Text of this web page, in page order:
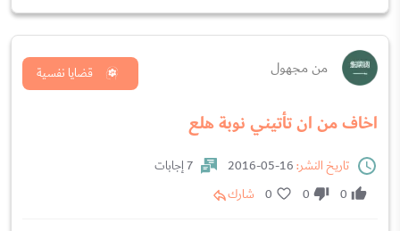
من مجهول
اخاف من ان تأتيني نوبة هلع
قضايا نفسية
تاريخ النشر:
7 إجابات
0
0
0 شارك